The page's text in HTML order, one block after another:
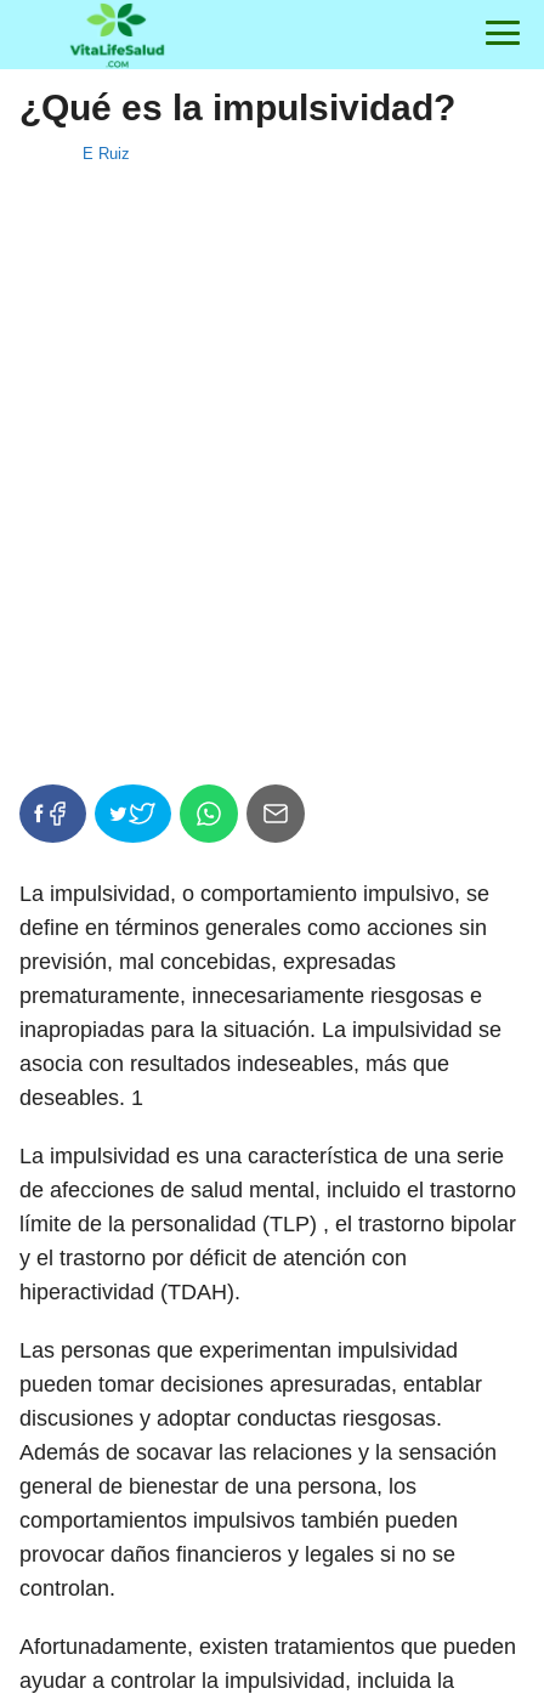
¿Qué es la impulsividad?
E Ruiz
La impulsividad, o comportamiento impulsivo, se
define en términos generales como acciones sin
previsión, mal concebidas, expresadas
prematuramente, innecesariamente riesgosas e
inapropiadas para la situación. La impulsividad se
asocia con resultados indeseables, más que
deseables. 1
La impulsividad es una característica de una serie
de afecciones de salud mental, incluido el trastorno
límite de la personalidad (TLP) , el trastorno bipolar
y el trastorno por déficit de atención con
hiperactividad (TDAH).
Las personas que experimentan impulsividad
pueden tomar decisiones apresuradas, entablar
discusiones y adoptar conductas riesgosas.
Además de socavar las relaciones y la sensación
general de bienestar de una persona, los
comportamientos impulsivos también pueden
provocar daños financieros y legales si no se
controlan.
Afortunadamente, existen tratamientos que pueden
ayudar a controlar la impulsividad, incluida la